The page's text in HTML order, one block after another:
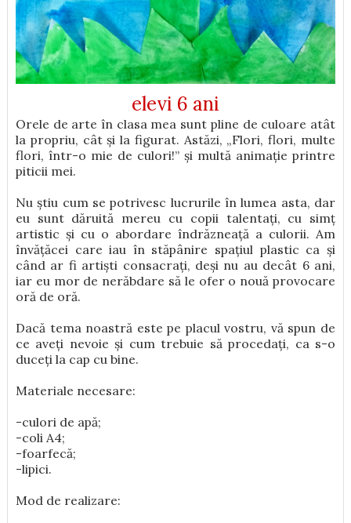
elevi 6 ani
Orele de arte în clasa mea sunt pline de culoare atât
la propriu, cât și la figurat. Astăzi, „Flori, flori, multe
flori, într-o mie de culori!” și multă animație printre
piticii mei.
Nu știu cum se potrivesc lucrurile în lumea asta, dar
eu sunt dăruită mereu cu copii talentați, cu simț
artistic și cu o abordare îndrăzneață a culorii. Am
învățăcei care iau în stăpânire spațiul plastic ca și
când ar fi artiști consacrați, deși nu au decât 6 ani,
iar eu mor de nerăbdare să le ofer o nouă provocare
oră de oră.
Dacă tema noastră este pe placul vostru, vă spun de
ce aveți nevoie și cum trebuie să procedați, ca s-o
duceți la cap cu bine.
Materiale necesare:
-culori de apă;
-coli A4;
-foarfecă;
-lipici.
Mod de realizare: